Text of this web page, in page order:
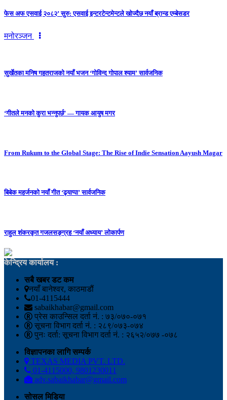
फेस अफ एसवाई २०८२’ सुरु: एसवाई इन्टरटेन्टमेन्टले खोज्दैछ नयाँ ब्रान्ड एम्बेसडर
मनोरञ्जन
सुर्खेतका मनिष गहतराजको नयाँ भजन ‘गोविन्द गोपाल श्याम’ सार्वजनिक
‘गीतले मनको कुरा भन्नुपर्छ’ — गायक आयुष मगर
From Rukum to the Global Stage: The Rise of Indie Sensation Aayush Magar
बिबेक महर्जनको नयाँ गीत ‘ढ्याप्पा’ सार्वजनिक
राहुल शंकरकृत गजलसङ्ग्रह ‘नयाँ अध्याय’ लोकार्पण
केन्द्रिय कार्यालय :
सबै खबर डट कम
नयाँ बानेश्वर, काठमाडौं
01-4115444
sabaikhabar@gmail.com
प्रेस काउन्सिल दर्ता नं. : ७३/०७०-०७१
सूचना विभाग दर्ता नं. : २८९/०७३-०७४
पुनः दर्ता: सूचना विभाग दर्ता नं. : २६५२/०७७ -०७८
विज्ञापनका लागि सम्पर्क
TEXAS MEDIA PVT. LTD.
01-4115000, 9801230011
adv.sabaikhabar@gmail.com
सोसल मिडिया